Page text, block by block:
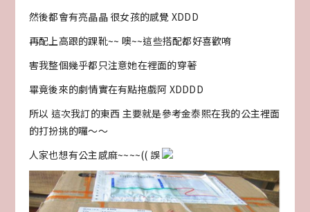
然後都會有亮晶晶 很女孩的感覺 XDDD
再配上高跟的踝靴~~ 噢~~這些搭配都好喜歡唷
害我整個幾乎都只注意她在裡面的穿著
畢竟後來的劇情實在有點拖戲阿 XDDDD
所以 這次我訂的東西 主要就是參考金泰熙在我的公主裡面
的打扮挑的囉～～
人家也想有公主感麻~~~~(( 誤